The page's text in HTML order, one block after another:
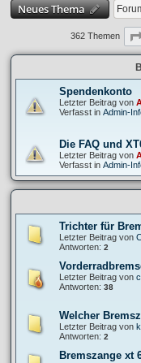
Neues Thema
362 Themen
Spendenkonto
Letzter Beitrag von
Verfasst in Admin-
Die FAQ und
Letzter Beitrag von
Verfasst in Admin-
Trichter für
Letzter Beitrag von
Antworten: 2
Letzter Beitrag von
Antworten: 38
Welcher
Letzter Beitrag von
Antworten: 2
Bremszange xt